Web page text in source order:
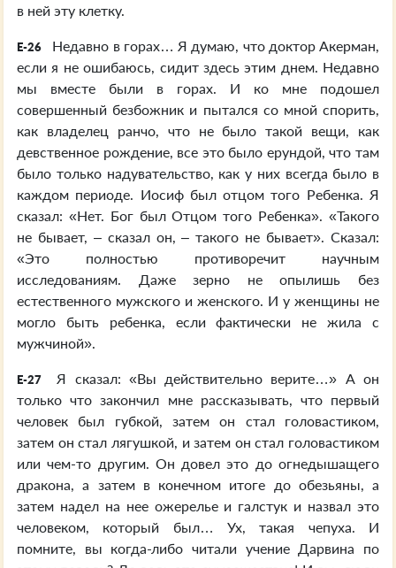
в ней эту клетку.
E-26
Недавно в горах… Я думаю, что доктор Акерман,
если я не ошибаюсь, сидит здесь этим днем. Недавно
мы вместе были в горах. И ко мне подошел
совершенный безбожник и пытался со мной спорить,
как владелец ранчо, что не было такой вещи, как
девственное рождение, все это было ерундой, что там
было только надувательство, как у них всегда было в
каждом периоде. Иосиф был отцом того Ребенка. Я
сказал: «Нет. Бог был Отцом того Ребенка». «Такого
не бывает, – сказал он, – такого не бывает». Сказал:
«Это полностью противоречит научным
исследованиям. Даже зерно не опылишь без
естественного мужского и женского. И у женщины не
могло быть ребенка, если фактически не жила с
мужчиной».
E-27
Я сказал: «Вы действительно верите…» А он
только что закончил мне рассказывать, что первый
человек был губкой, затем он стал головастиком,
затем он стал лягушкой, и затем он стал головастиком
или чем-то другим. Он довел это до огнедышащего
дракона, а затем в конечном итоге до обезьяны, а
затем надел на нее ожерелье и галстук и назвал это
человеком, который был… Ух, такая чепуха. И
помните, вы когда-либо читали учение Дарвина по